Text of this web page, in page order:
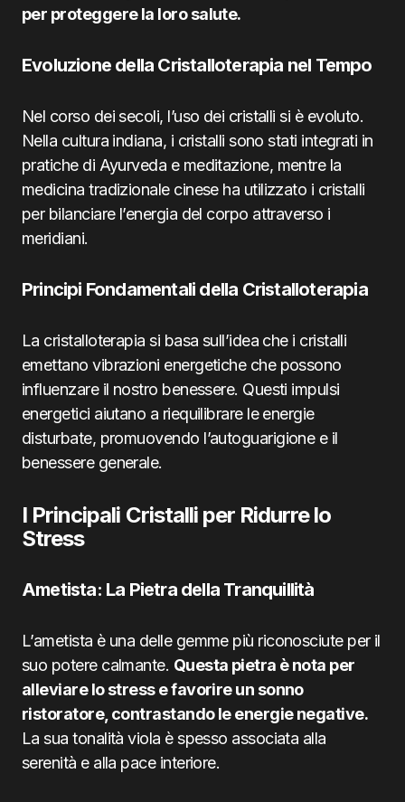
per proteggere la loro salute.
Evoluzione della Cristalloterapia nel Tempo
Nel corso dei secoli, l’uso dei cristalli si è evoluto.
Nella cultura indiana, i cristalli sono stati integrati in
pratiche di Ayurveda e meditazione, mentre la
medicina tradizionale cinese ha utilizzato i cristalli
per bilanciare l’energia del corpo attraverso i
meridiani.
Principi Fondamentali della Cristalloterapia
La cristalloterapia si basa sull’idea che i cristalli
emettano vibrazioni energetiche che possono
influenzare il nostro benessere. Questi impulsi
energetici aiutano a riequilibrare le energie
disturbate, promuovendo l’autoguarigione e il
benessere generale.
I Principali Cristalli per Ridurre lo
Stress
Ametista: La Pietra della Tranquillità
L’ametista è una delle gemme più riconosciute per il
suo potere calmante. Questa pietra è nota per
alleviare lo stress e favorire un sonno
ristoratore, contrastando le energie negative.
La sua tonalità viola è spesso associata alla
serenità e alla pace interiore.